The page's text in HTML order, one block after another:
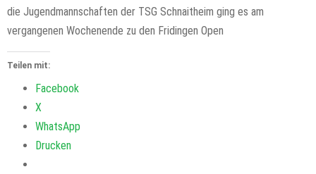
die Jugendmannschaften der TSG Schnaitheim ging es am
vergangenen Wochenende zu den Fridingen Open
Teilen mit:
Facebook
X
WhatsApp
Drucken